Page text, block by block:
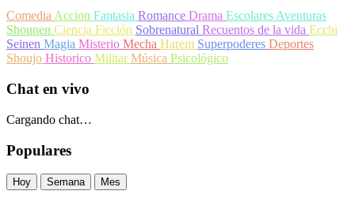
ComediaAccion Fantasia Romance Drama EscolaresAventuras
Shounen Ciencia Ficción Sobrenatural Recuentos de la vida Ecchi
Seinen Magia Misterio Mecha Harem Superpoderes Deportes
Shoujo Historico MilitarMúsica Psicológico
Chat en vivo
Cargando chat…
Populares
Hoy Semana Mes